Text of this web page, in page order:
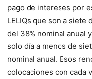
pago de intereses por
LELIQs que son a siete
del 38% nominal anual
solo día a menos de
nominal anual. Esos
colocaciones con cada